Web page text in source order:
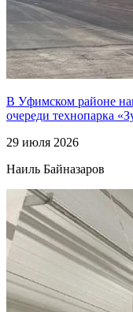
В Уфимском районе
очереди технопарка
29 июля 2026
Наиль Байназаров